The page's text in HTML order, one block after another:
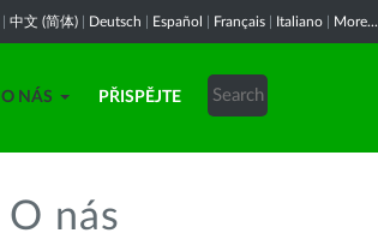
中文 (简体) Deutsch Español Français Italiano More...
O NÁS PŘISPĚJTE
O nás